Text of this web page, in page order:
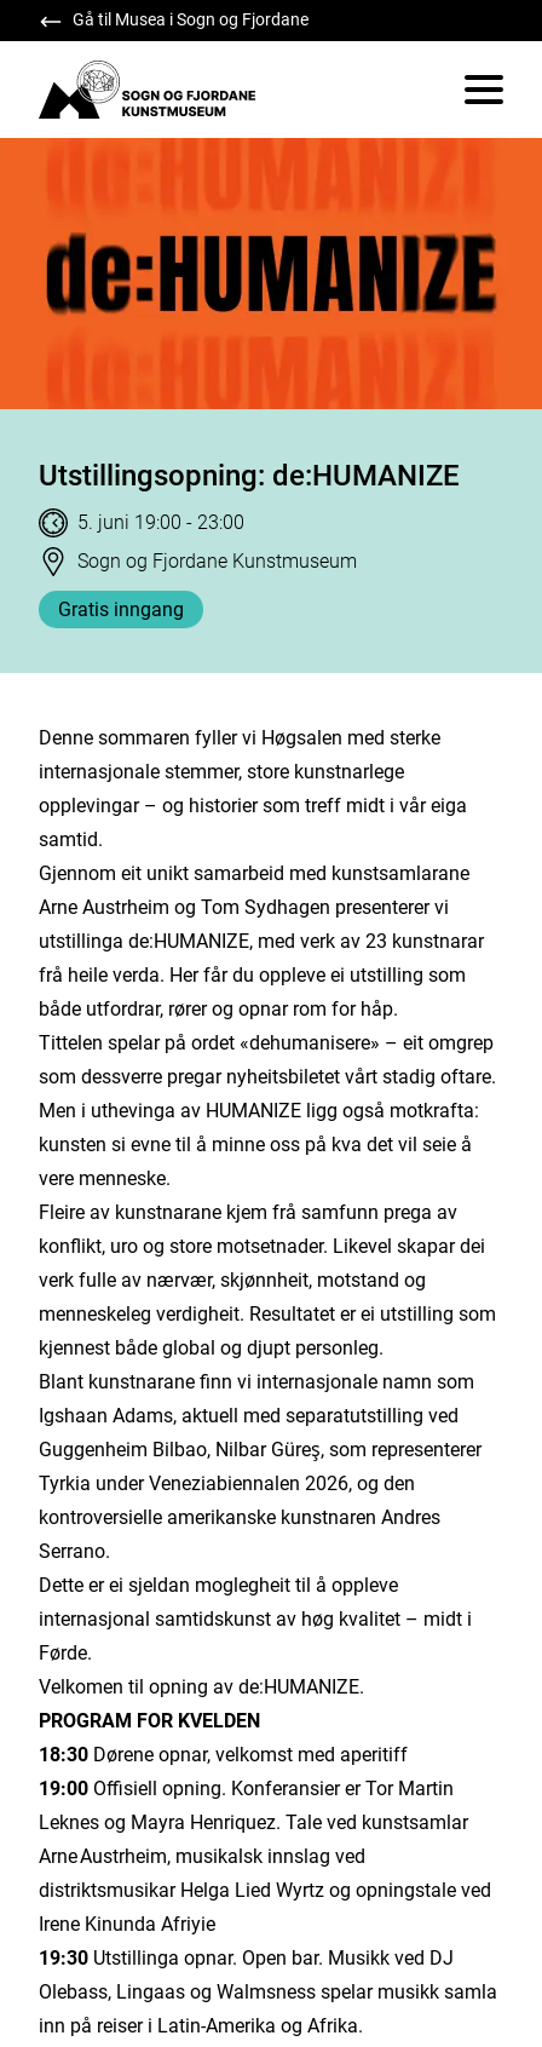
Gå til Musea i Sogn og Fjordane
Sogn og Fjordane Kunstmuseum
Vis/skjul
Utstillingsopning: de:HUMANIZE
Tidspunkt
5. juni 19:00 - 23:00
Stad
Sogn og Fjordane Kunstmuseum
Gratis inngang
Denne sommaren fyller vi Høgsalen med sterke
internasjonale stemmer, store kunstnarlege
opplevingar – og historier som treff midt i vår eiga
samtid.
Gjennom eit unikt samarbeid med kunstsamlarane
Arne Austrheim og Tom Sydhagen presenterer vi
utstillinga de:HUMANIZE, med verk av 23 kunstnarar
frå heile verda. Her får du oppleve ei utstilling som
både utfordrar, rører og opnar rom for håp.
Tittelen spelar på ordet «dehumanisere» – eit omgrep
som dessverre pregar nyheitsbiletet vårt stadig oftare.
Men i uthevinga av HUMANIZE ligg også motkrafta:
kunsten si evne til å minne oss på kva det vil seie å
vere menneske.
Fleire av kunstnarane kjem frå samfunn prega av
konflikt, uro og store motsetnader. Likevel skapar dei
verk fulle av nærvær, skjønnheit, motstand og
menneskeleg verdigheit. Resultatet er ei utstilling som
kjennest både global og djupt personleg.
Blant kunstnarane finn vi internasjonale namn som
Igshaan Adams, aktuell med separatutstilling ved
Guggenheim Bilbao, Nilbar Güreş, som representerer
Tyrkia under Veneziabiennalen 2026, og den
kontroversielle amerikanske kunstnaren Andres
Serrano.
Dette er ei sjeldan moglegheit til å oppleve
internasjonal samtidskunst av høg kvalitet – midt i
Førde.
Velkomen til opning av de:HUMANIZE.
PROGRAM FOR KVELDEN
18:30 Dørene opnar, velkomst med aperitiff
19:00 Offisiell opning. Konferansier er Tor Martin
Leknes og Mayra Henriquez. Tale ved kunstsamlar
Arne Austrheim, musikalsk innslag ved
distriktsmusikar Helga Lied Wyrtz og opningstale ved
Irene Kinunda Afriyie
19:30 Utstillinga opnar. Open bar. Musikk ved DJ
Olebass, Lingaas og Walmsness spelar musikk samla
inn på reiser i Latin-Amerika og Afrika.